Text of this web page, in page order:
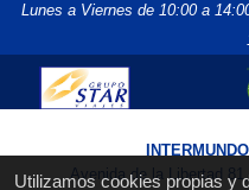
Utilizamos cookies propias y
Lunes a Viernes de 10:00 a
Avenida de la Libertad